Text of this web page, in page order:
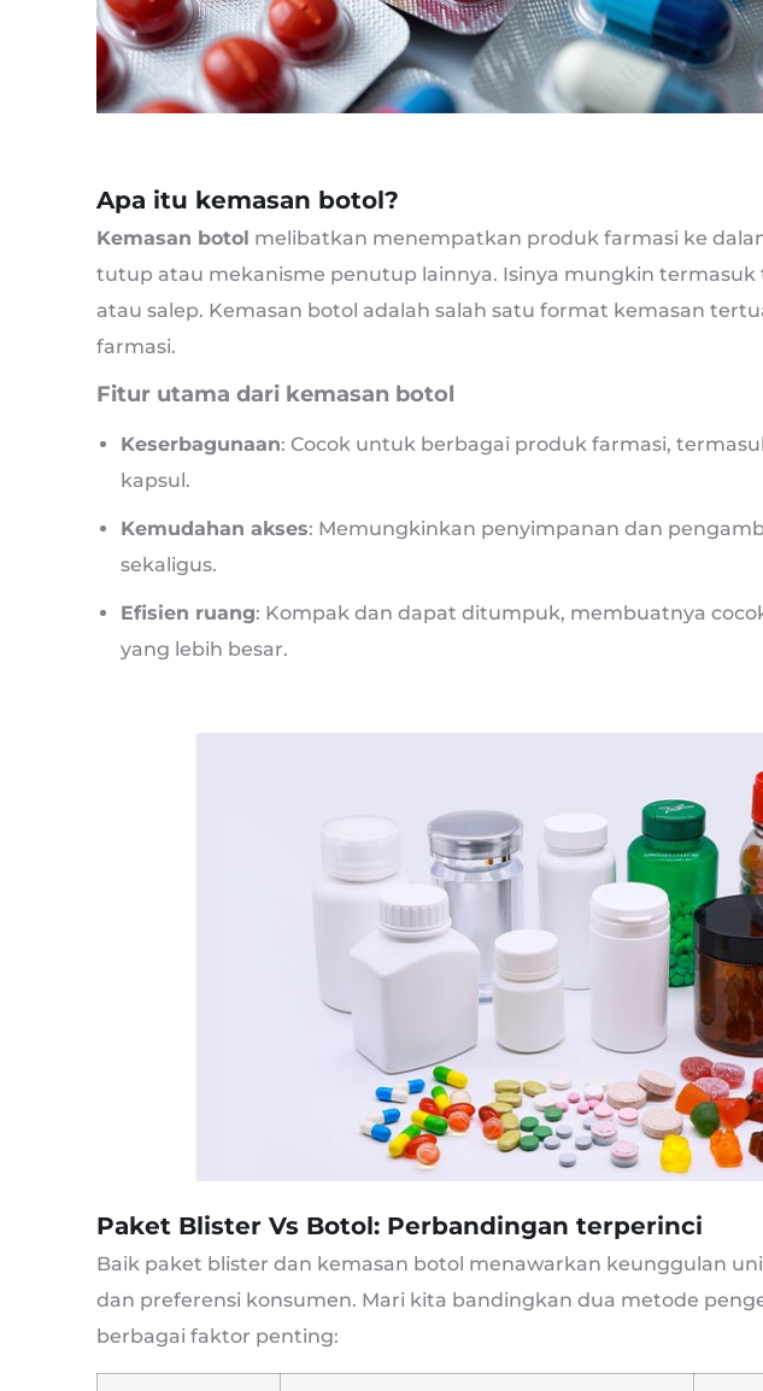
Apa itu kemasan botol?
Kemasan botol melibatkan menempatkan produk farmasi ke
tutup atau mekanisme penutup lainnya. Isinya mungkin termasuk
atau salep. Kemasan botol adalah salah satu format kemasan
farmasi.
Fitur utama dari kemasan botol
Keserbagunaan: Cocok untuk berbagai produk farmasi,
kapsul.
Kemudahan akses: Memungkinkan penyimpanan dan
sekaligus.
Efisien ruang: Kompak dan dapat ditumpuk, membuatnya
yang lebih besar.
Paket Blister Vs Botol: Perbandingan terperinci
Baik paket blister dan kemasan botol menawarkan keunggulan
dan preferensi konsumen. Mari kita bandingkan dua metode
berbagai faktor penting: